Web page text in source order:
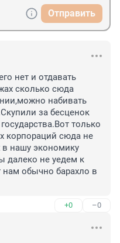
Отправить
нет и отдавать
сколько сюда
набивать
за бесценок
только
корпораций сюда не
в нашу экономику
далеко не уедем к
обычно барахло в
+0 –0